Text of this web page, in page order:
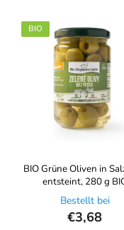
BIO
BIO Grüne Oliven in
entsteint, 280 g
ORGANICA ITALIA
Bestellt bei
€3,68